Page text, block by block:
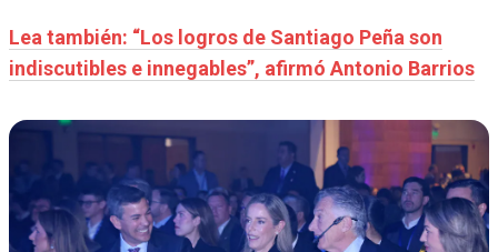
Lea también: “Los logros de Santiago Peña son
indiscutibles e innegables”, afirmó Antonio Barrios